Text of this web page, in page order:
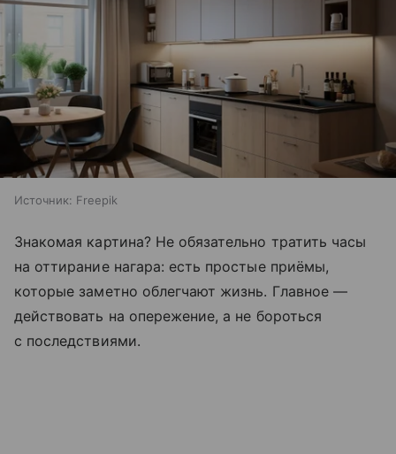
Источник: Freepik
Знакомая картина? Не обязательно тратить часы
на оттирание нагара: есть простые приёмы,
которые заметно облегчают жизнь. Главное —
действовать на опережение, а не бороться
с последствиями.